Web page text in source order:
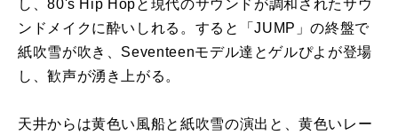
し、80's Hip Hopと現代のサウンドが調和されたサウ
ンドメイクに酔いしれる。すると「JUMP」の終盤で
紙吹雪が吹き、Seventeenモデル達とゲルぴよが登場
し、歓声が湧き上がる。
天井からは黄色い風船と紙吹雪の演出と、黄色いレー